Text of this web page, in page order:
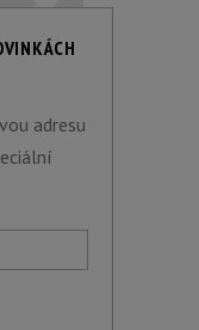
adresu